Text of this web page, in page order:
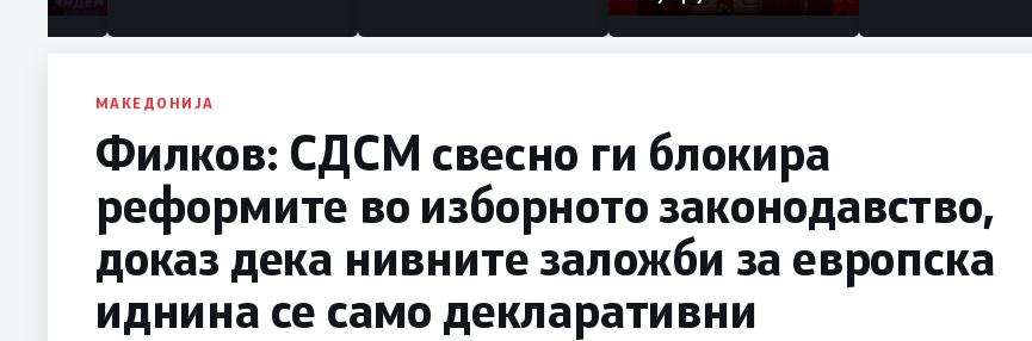
МАКЕДОНИЈА
Филков: СДСМ свесно ги блокира
реформите во изборното законодавство,
доказ дека нивните заложби за европска
иднина се само декларативни